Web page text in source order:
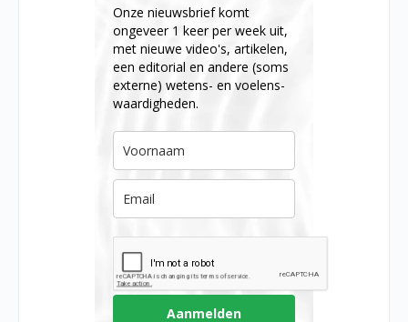
Onze nieuwsbrief komt
ongeveer 1 keer per week uit,
met nieuwe video's, artikelen,
een editorial en andere (soms
externe) wetens- en voelens-
waardigheden.
Aanmelden